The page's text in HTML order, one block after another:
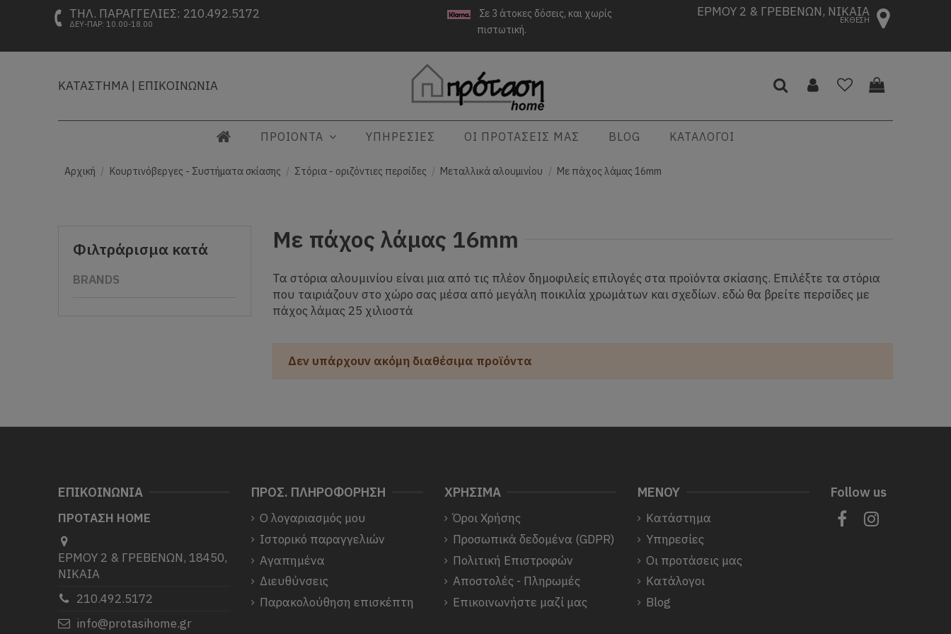
ΤΗΛ. ΠΑΡΑΓΓΕΛΙΕΣ: 210.492.5172
ΔΕΥ-ΠΑΡ: 10.00-18.00
Σε 3 άτοκες δόσεις, και χωρίς
πιστωτική.
ΕΡΜΟΥ 2 & ΓΡΕΒΕΝΩΝ, ΝΙΚΑΙΑ
ΕΚΘΕΣΗ
ΚΑΤΑΣΤΗΜΑ | ΕΠΙΚΟΙΝΩΝΙΑ
ΠΡΟΙΟΝΤΑ ΥΠΗΡΕΣΙΕΣ ΟΙ ΠΡΟΤΑΣΕΙΣ ΜΑΣ BLOG ΚΑΤΑΛΟΓΟΙ
Αρχική Κουρτινόβεργες - Συστήματα σκίασης Στόρια - οριζόντιες περσίδες Μεταλλικά αλουμινίου Με πάχος λάμας 16mm
Με πάχος λάμας 16mm
Τα στόρια αλουμινίου είναι μια από τις πλέον δημοφιλείς επιλογές στα προϊόντα σκίασης. Επιλέξτε τα στόρια
που ταιριάζουν στο χώρο σας μέσα από μεγάλη ποικιλία χρωμάτων και σχεδίων. εδώ θα βρείτε περσίδες με
πάχος λάμας 25 χιλιοστά
Δεν υπάρχουν ακόμη διαθέσιμα προϊόντα
Φιλτράρισμα κατά
BRANDS
ΕΠΙΚΟΙΝΩΝΙΑ
ΠΡΟΤΑΣΗ HOME
ΕΡΜΟΥ 2 & ΓΡΕΒΕΝΩΝ, 18450,
ΝΙΚΑΙΑ
210.492.5172
info@protasihome.gr
ΠΡΟΣ. ΠΛΗΡΟΦΟΡΗΣΗ
Ο λογαριασμός μου
Ιστορικό παραγγελιών
Αγαπημένα
Διευθύνσεις
Παρακολούθηση επισκέπτη
ΧΡΗΣΙΜΑ
Όροι Χρήσης
Προσωπικά δεδομένα (GDPR)
Πολιτική Επιστροφών
Αποστολές - Πληρωμές
Επικοινωνήστε μαζί μας
ΜΕΝΟΥ
Κατάστημα
Υπηρεσίες
Οι προτάσεις μας
Κατάλογοι
Blog
Follow us